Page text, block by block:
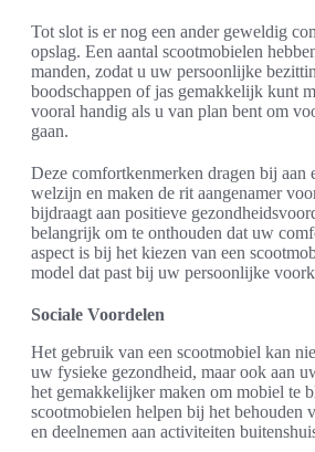
Tot slot is er nog een ander geweldig
opslag. Een aantal scootmobielen
manden, zodat u uw persoonlijke
boodschappen of jas gemakkelijk kunt
vooral handig als u van plan bent om
gaan.
Deze comfortkenmerken dragen bij aan
welzijn en maken de rit aangenamer
bijdraagt aan positieve
belangrijk om te onthouden dat uw
aspect is bij het kiezen van een
model dat past bij uw persoonlijke
Sociale Voordelen
Het gebruik van een scootmobiel kan
uw fysieke gezondheid, maar ook aan
het gemakkelijker maken om mobiel te
scootmobielen helpen bij het behouden
en deelnemen aan activiteiten